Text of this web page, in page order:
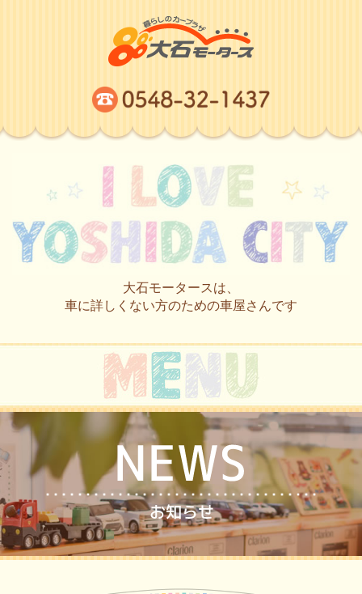
大石モータースは、
車に詳しくない方のための車屋さんです